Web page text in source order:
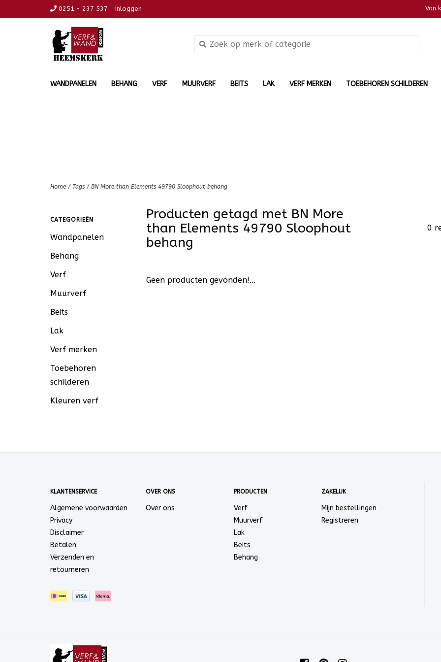
0251 - 237 537 Inloggen Van
WANDPANELEN BEHANG VERF MUURVERF BEITS LAK VERF MERKEN TOEBEHOREN SCHILDEREN
Home / Tags / BN More than Elements 49790 Sloophout behang
CATEGORIEËN
Wandpanelen
Behang
Verf
Muurverf
Beits
Lak
Verf merken
Toebehoren
schilderen
Kleuren verf
Producten getagd met BN More
than Elements 49790 Sloophout
behang
0
Geen producten gevonden!...
KLANTENSERVICE
Algemene voorwaarden
Privacy
Disclaimer
Betalen
Verzenden en
retourneren
OVER ONS
Over ons
PRODUCTEN
Verf
Muurverf
Lak
Beits
Behang
ZAKELIJK
Mijn bestellingen
Registreren